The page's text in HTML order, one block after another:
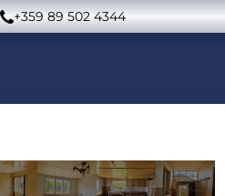
+359 89 502 4344